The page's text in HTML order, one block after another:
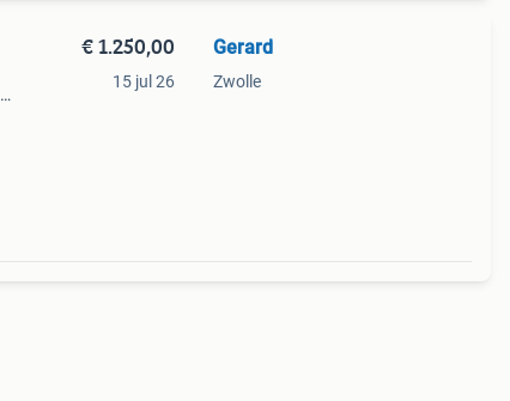
€ 1.250,00
15 jul 26
Gerard
Zwolle